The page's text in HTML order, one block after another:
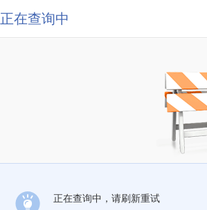
正在查询中
正在查询中，请刷新重试